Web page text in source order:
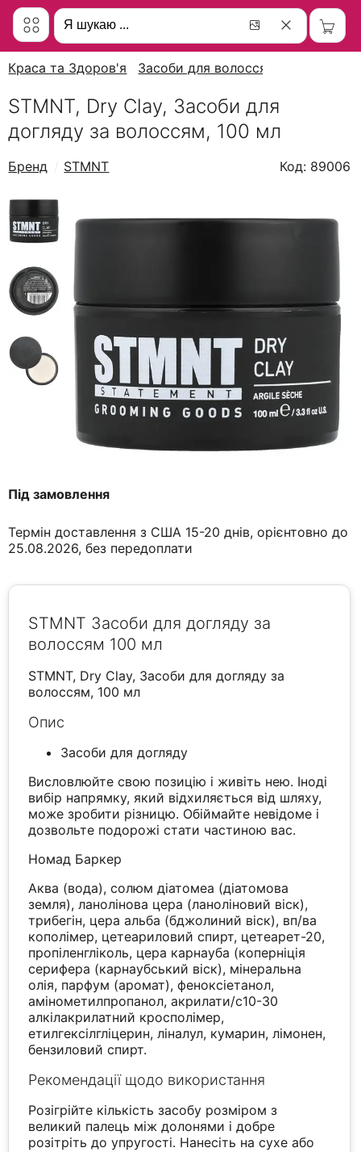
Краса та Здоров'я Засоби для волосся
STMNT, Dry Clay, Засоби для
догляду за волоссям, 100 мл
Бренд STMNT Код: 89006
Під замовлення
Термін доставлення з США 15-20 днів, орієнтовно до
25.08.2026, без передоплати
STMNT Засоби для догляду за
волоссям 100 мл
STMNT, Dry Clay, Засоби для догляду за
волоссям, 100 мл
Опис
Засоби для догляду
Висловлюйте свою позицію і живіть нею. Іноді
вибір напрямку, який відхиляється від шляху,
може зробити різницю. Обіймайте невідоме і
дозвольте подорожі стати частиною вас.
Номад Баркер
Аква (вода), солюм діатомеа (діатомова
земля), ланолінова цера (ланоліновий віск),
трибегін, цера альба (бджолиний віск), вп/ва
кополімер, цетеариловий спирт, цетеарет-20,
пропіленгліколь, цера карнауба (коперніція
серифера (карнаубський віск), мінеральна
олія, парфум (аромат), феноксіетанол,
амінометилпропанол, акрилати/с10-30
алкілакрилатний кросполімер,
етилгексілгліцерин, ліналул, кумарин, лімонен,
бензиловий спирт.
Рекомендації щодо використання
Розігрійте кількість засобу розміром з
великий палець між долонями і добре
розітріть до упругості. Нанесіть на сухе або